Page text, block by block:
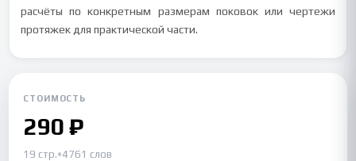
расчёты по конкретным размерам поковок или чертежи
протяжек для практической части.
СТОИМОСТЬ
290 ₽
19 стр.•4761 слов